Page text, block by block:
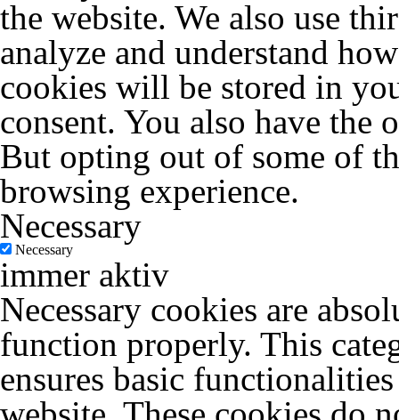
the website. We also use
analyze and understand
cookies will be stored in
consent. You also have the
But opting out of some of
browsing experience.
Necessary
Necessary
immer aktiv
Necessary cookies are
function properly. This
ensures basic